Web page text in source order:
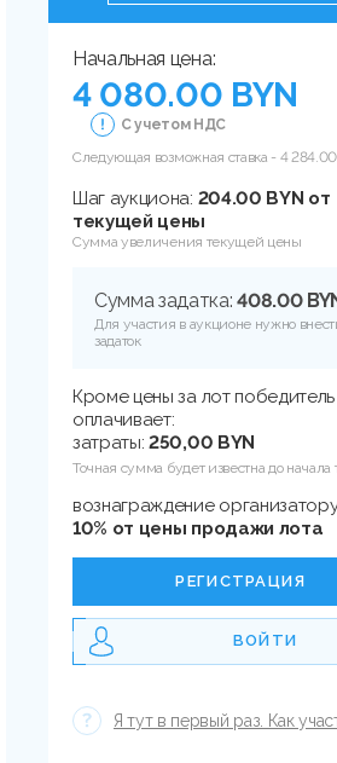
Начальная цена:
4 080.00 BYN
С учетом НДС
Следующая возможная ставка - 4 284.00
Шаг аукциона: 204.00 BYN от
текущей цены
Сумма увеличения текущей цены
Сумма задатка:408.00
Для участия в аукционе нужно
задаток
Кроме цены за лот победитель
оплачивает:
затраты: 250,00 BYN
Точная сумма будет известна до начала
вознаграждение
10% от цены продажи лота
РЕГИСТРАЦИЯ
ВОЙТИ
Я тут в первый раз. Как